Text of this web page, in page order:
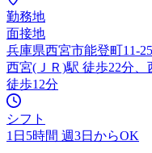
勤務地
面接地
兵庫県西宮市能登町11-25
西宮(ＪＲ)駅 徒歩22分
徒歩12分
シフト
1日5時間 週3日からOK